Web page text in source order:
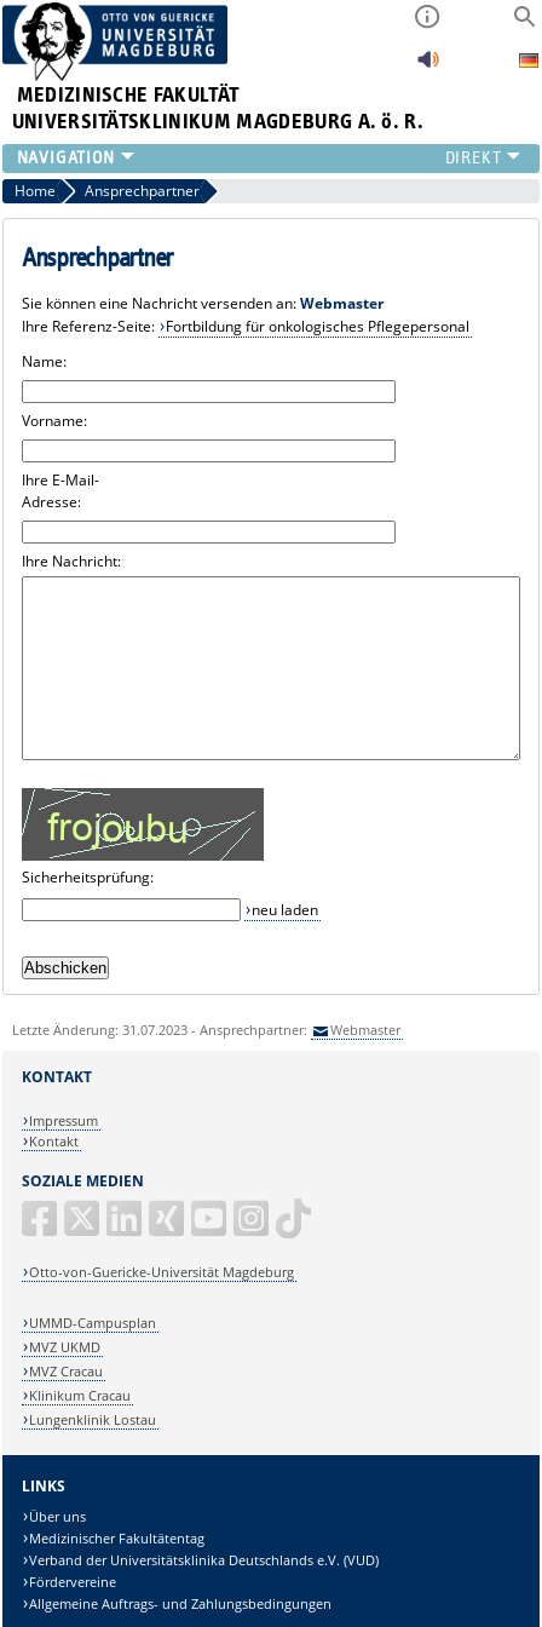
MEDIZINISCHE FAKULTÄT
UNIVERSITÄTSKLINIKUM MAGDEBURG A. ö. R.
INSTITUTE
KLINIKEN
ZENTRALE EINRICHTUNGEN
PRESSE
INTERNATIONAL
INTRANET
Home Ansprechpartner
Ansprechpartner
Sie können eine Nachricht versenden an:Webmaster
Ihre Referenz-Seite: Fortbildung für onkologisches Pflegepersonal
Name:
Vorname:
Ihre E-Mail-
Adresse:
Ihre Nachricht:
Sicherheitsprüfung:
neu laden
Letzte Änderung: 31.07.2023 - Ansprechpartner: Webmaster
SOZIALE MEDIEN
Otto-von-Guericke-Universität Magdeburg
KONTAKT
Impressum
Kontakt
UMMD-Campusplan
MVZ UKMD
MVZ Cracau
Klinikum Cracau
Lungenklinik Lostau
LINKS
Über uns
Medizinischer Fakultätentag
Verband der Universitätsklinika Deutschlands e.V. (VUD)
Fördervereine
Allgemeine Auftrags- und Zahlungsbedingungen